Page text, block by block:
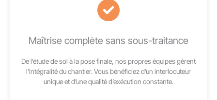
Maîtrise complète sans sous-traitance
De l’étude de sol à la pose finale, nos propres équipes gèrent
l’intégralité du chantier. Vous bénéficiez d’un interlocuteur
unique et d’une qualité d’exécution constante.